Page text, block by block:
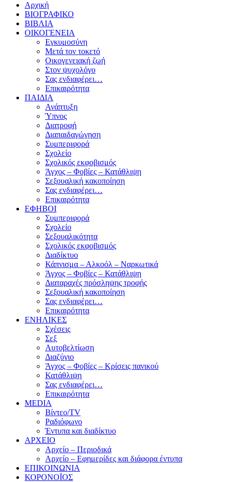
Αρχική
ΒΙΟΓΡΑΦΙΚΟ
ΒΙΒΛΙΑ
ΟΙΚΟΓΕΝΕΙΑ
Εγκυμοσύνη
Μετά τον τοκετό
Οικογενειακή ζωή
Στον ψυχολόγο
Σας ενδιαφέρει…
Επικαιρότητα
ΠΑΙΔΙΑ
Ανάπτυξη
Ύπνος
Διατροφή
Διαπαιδαγώγηση
Συμπεριφορά
Σχολείο
Σχολικός εκφοβισμός
Άγχος – Φοβίες – Κατάθλιψη
Σεξουαλική κακοποίηση
Σας ενδιαφέρει…
Επικαιρότητα
ΕΦΗΒΟΙ
Συμπεριφορά
Σχολείο
Σεξουαλικότητα
Σχολικός εκφοβισμός
Διαδίκτυο
Κάπνισμα – Αλκοόλ – Ναρκωτικά
Άγχος – Φοβίες – Κατάθλιψη
Διαταραχές πρόσληψης τροφής
Σεξουαλική κακοποίηση
Σας ενδιαφέρει…
Επικαιρότητα
ΕΝΗΛΙΚΕΣ
Σχέσεις
Σεξ
Αυτοβελτίωση
Διαζύγιο
Άγχος – Φοβίες – Κρίσεις πανικού
Κατάθλιψη
Σας ενδιαφέρει…
Επικαιρότητα
MEDIA
Βίντεο/TV
Ραδιόφωνο
Έντυπα και διαδίκτυο
ΑΡΧΕΙΟ
Αρχείο – Περιοδικά
Αρχείο – Εφημερίδες και διάφορα έντυπα
ΕΠΙΚΟΙΝΩΝΙΑ
ΚΟΡΟΝΟΪΟΣ